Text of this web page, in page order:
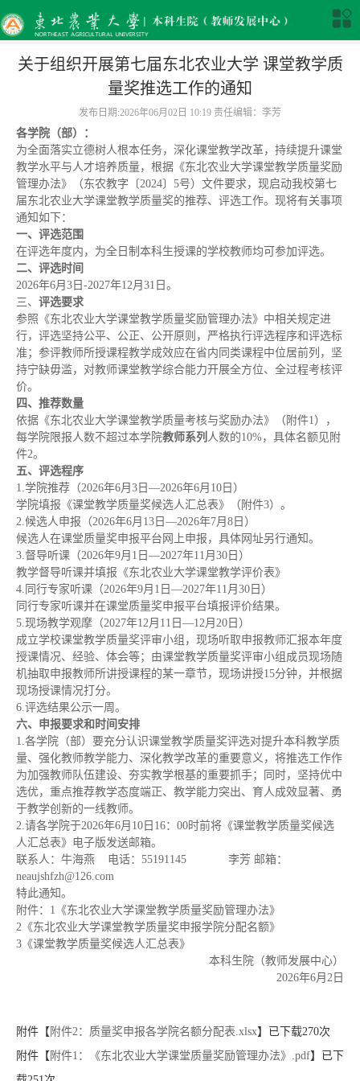
关于组织开展第七届东北农业大学 课堂教学质
量奖推选工作的通知
发布日期:2026年06月02日 10:19 责任编辑：李芳
各学院（部）：
为全面落实立德树人根本任务，深化课堂教学改革，持续提升课堂
教学水平与人才培养质量，根据《东北农业大学课堂教学质量奖励
管理办法》（东农教字〔2024〕5号）文件要求，现启动我校第七
届东北农业大学课堂教学质量奖的推荐、评选工作。现将有关事项
通知如下：
一、评选范围
在评选年度内，为全日制本科生授课的学校教师均可参加评选。
二、评选时间
2026年6月3日-2027年12月31日。
三、 评选要求
参照《东北农业大学课堂教学质量奖励管理办法》中相关规定进
行，评选坚持公平、公正、公开原则，严格执行评选程序和评选标
准；参评教师所授课程教学成效应在省内同类课程中位居前列，坚
持宁缺毋滥，对教师课堂教学综合能力开展全方位、全过程考核评
价。
四、 推荐数量
依据《东北农业大学课堂教学质量考核与奖励办法》（附件1），
每学院限报人数不超过本学院教师系列 人数的10%，具体名额见附
件2。
五、评选程序
1.学院推荐（2026年6月3日—2026年6月10日）
学院填报《课堂教学质量奖候选人汇总表》（附件3）。
2.候选人申报（2026年6月13日—2026年7月8日）
候选人在课堂质量奖申报平台网上申报，具体网址另行通知。
3.督导听课（2026年9月1日—2027年11月30日）
教学督导听课并填报《东北农业大学课堂教学评价表》
4.同行专家听课（2026年9月1日—2027年11月30日）
同行专家听课并在课堂质量奖申报平台填报评价结果。
5.现场教学观摩（2027年12月11日—12月20日）
成立学校课堂教学质量奖评审小组，现场听取申报教师汇报本年度
授课情况、经验、体会等；由课堂教学质量奖评审小组成员现场随
机抽取申报教师所讲授课程的某一章节，现场讲授15分钟，并根据
现场授课情况打分。
6.评选结果公示一周。
六、申报要求和时间安排
1.各学院（部）要充分认识课堂教学质量奖评选对提升本科教学质
量、强化教师教学能力、深化教学改革的重要意义，将推选工作作
为加强教师队伍建设、夯实教学根基的重要抓手；同时，坚持优中
选优，重点推荐教学态度端正、教学能力突出、育人成效显著、勇
于教学创新的一线教师。
2.请各学院于2026年6月10日16：00时前将《课堂教学质量奖候选
人汇总表》电子版发送邮箱。
联系人：牛海燕 电话：55191145 李芳 邮箱：
neaujshfzh@126.com
特此通知。
附件：1《东北农业大学课堂教学质量奖励管理办法》
2《东北农业大学课堂教学质量奖申报学院分配名额》
3《课堂教学质量奖候选人汇总表》
本科生院（教师发展中心）
2026年6月2日
附件【 附件2：质量奖申报各学院名额分配表.xlsx】已下载270次
附件【 附件1：《东北农业大学课堂质量奖励管理办法》.pdf】已下